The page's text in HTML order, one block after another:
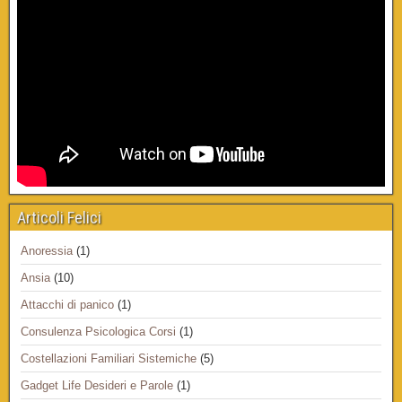
Articoli Felici
Anoressia(1)
Ansia(10)
Attacchi di panico (1)
Consulenza Psicologica Corsi (1)
Costellazioni Familiari Sistemiche (5)
Gadget Life Desideri e Parole (1)